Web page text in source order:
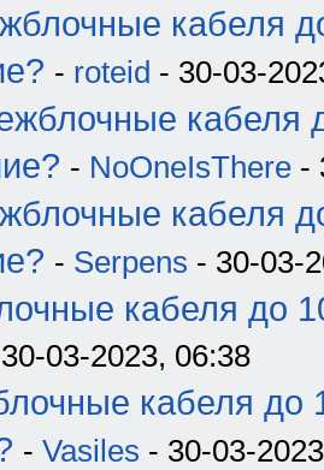
кабеля
- roteid - 30-03-
кабеля
- NoOneIsThere -
кабеля
- Serpens - 30-03-
кабеля до
03-2023, 06:38
кабеля до
- Vasiles - 30-03-